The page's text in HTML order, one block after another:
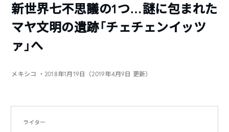
新世界七不思議の1つ…謎に包まれた
マヤ文明の遺跡「チェチェンイッツ
ァ」へ
メキシコ ・2018年1月19日（2019年4月9日 更新）
ライター